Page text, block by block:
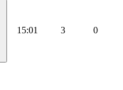
15:01 3 0